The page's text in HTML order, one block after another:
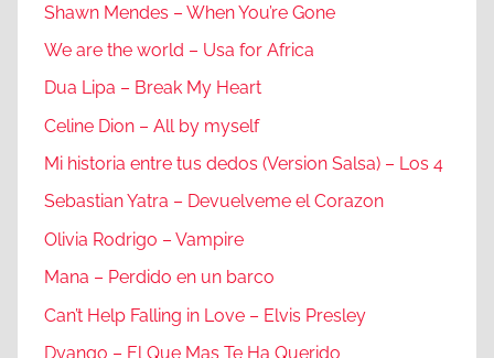
Shawn Mendes – When You’re Gone
We are the world – Usa for Africa
Dua Lipa – Break My Heart
Celine Dion – All by myself
Mi historia entre tus dedos (Version Salsa) – Los 4
Sebastian Yatra – Devuelveme el Corazon
Olivia Rodrigo – Vampire
Mana – Perdido en un barco
Can’t Help Falling in Love – Elvis Presley
Dyango – El Que Mas Te Ha Querido